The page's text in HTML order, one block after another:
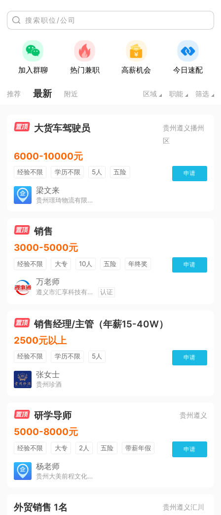
加入群聊 热门兼职 高薪机会 今日速配
推荐 最新 附近 区域 职能 筛选
大货车驾驶员
贵州遵义播州
区
6000-10000元
经验不限 学历不限 5人
五险
免费培训
包住宿
申请
梁文来
贵州璟琦物流有限公司
销售
3000-5000元
经验不限 大专 10人 五险
年终奖
公费旅游
免费培训
美女多
帅哥多 全勤奖 有补助
申请
万老师
遵义市汇享科技有限公司 认证
销售经理/主管（年薪15-40W）
2500元以上
经验不限 学历不限 5人 申请
张女士
贵州珍酒
研学导师 贵州遵义
5000-8000元
经验不限 大专 2人 五险
带薪年假
年终奖
公费旅游
环境好
双休 有提成
申请
杨老师
贵州大美前程文化发展有限公司
外贸销售 1名
贵州遵义汇川